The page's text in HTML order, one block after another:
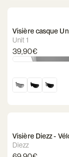
Visière casque
Unit 1
39,90€
Visière Diezz -
Diezz